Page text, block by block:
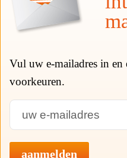
Vul uw e-mailadres in en
voorkeuren.
aanmelden